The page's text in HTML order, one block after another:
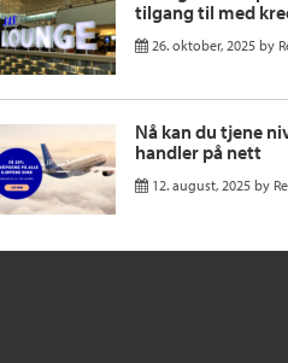
tilgang til med
26. oktober, 2025 by
Nå kan du tjene
handler på nett
12. august, 2025 by